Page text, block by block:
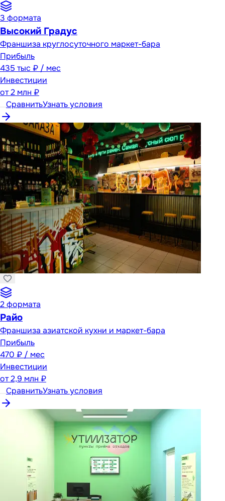
3 формата
Высокий Градус
Франшиза круглосуточного маркет-бара
Прибыль
435 тыс ₽ / мес
Инвестиции
от2 млн ₽
СравнитьУзнать условия
2формата
Райо
Франшиза азиатской кухни и маркет-бара
Прибыль
470 ₽ / мес
Инвестиции
от2,9 млн ₽
СравнитьУзнать условия